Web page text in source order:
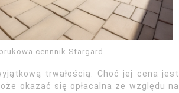
cennnik Stargard
trwałością. Choć jej cena jest
okazać się opłacalna ze względu na